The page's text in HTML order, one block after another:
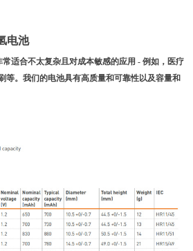
电池
常适合不太复杂且对成本敏感的应用 - 例如，医疗
等。我们的电池具有高质量和可靠性以及容量和